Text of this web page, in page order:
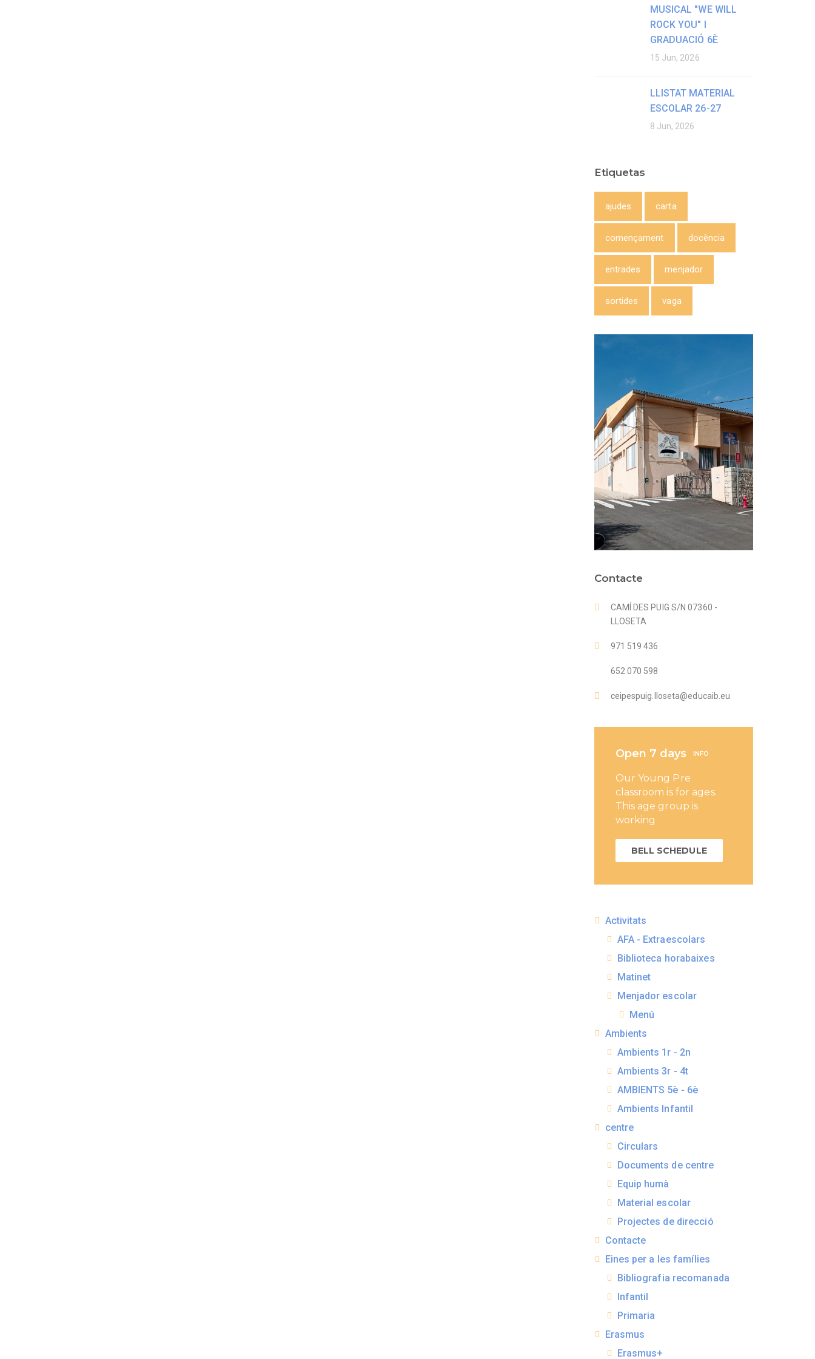
MUSICAL "WE WILL
ROCK YOU" I
GRADUACIÓ 6È
15 Jun, 2026
LLISTAT MATERIAL
ESCOLAR 26-27
8 Jun, 2026
Etiquetas
ajudes carta
començament docència
entrades menjador
sortides vaga
Contacte
CAMÍ DES PUIG S/N 07360 -
LLOSETA
971 519 436
652 070 598
ceipespuig.lloseta@educaib.eu
Open 7 days INFO
Our Young Pre
classroom is for ages.
This age group is
working
BELL SCHEDULE
Activitats
AFA - Extraescolars
Biblioteca horabaixes
Matinet
Menjador escolar
Menú
Ambients
Ambients 1r - 2n
Ambients 3r - 4t
AMBIENTS 5è - 6è
Ambients Infantil
centre
Circulars
Documents de centre
Equip humà
Material escolar
Projectes de direcció
Contacte
Eines per a les famílies
Bibliografia recomanada
Infantil
Primaria
Erasmus
Erasmus+